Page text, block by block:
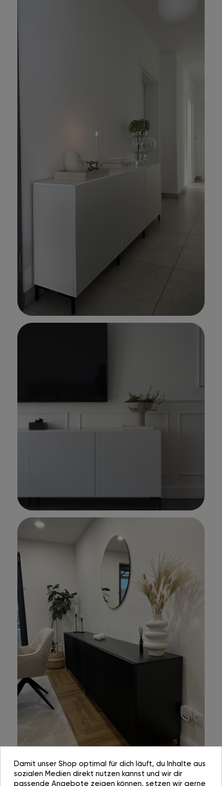
Damit unser Shop optimal für dich läuft, du Inhalte aus
sozialen Medien direkt nutzen kannst und wir dir
passende Angebote zeigen können, setzen wir gerne